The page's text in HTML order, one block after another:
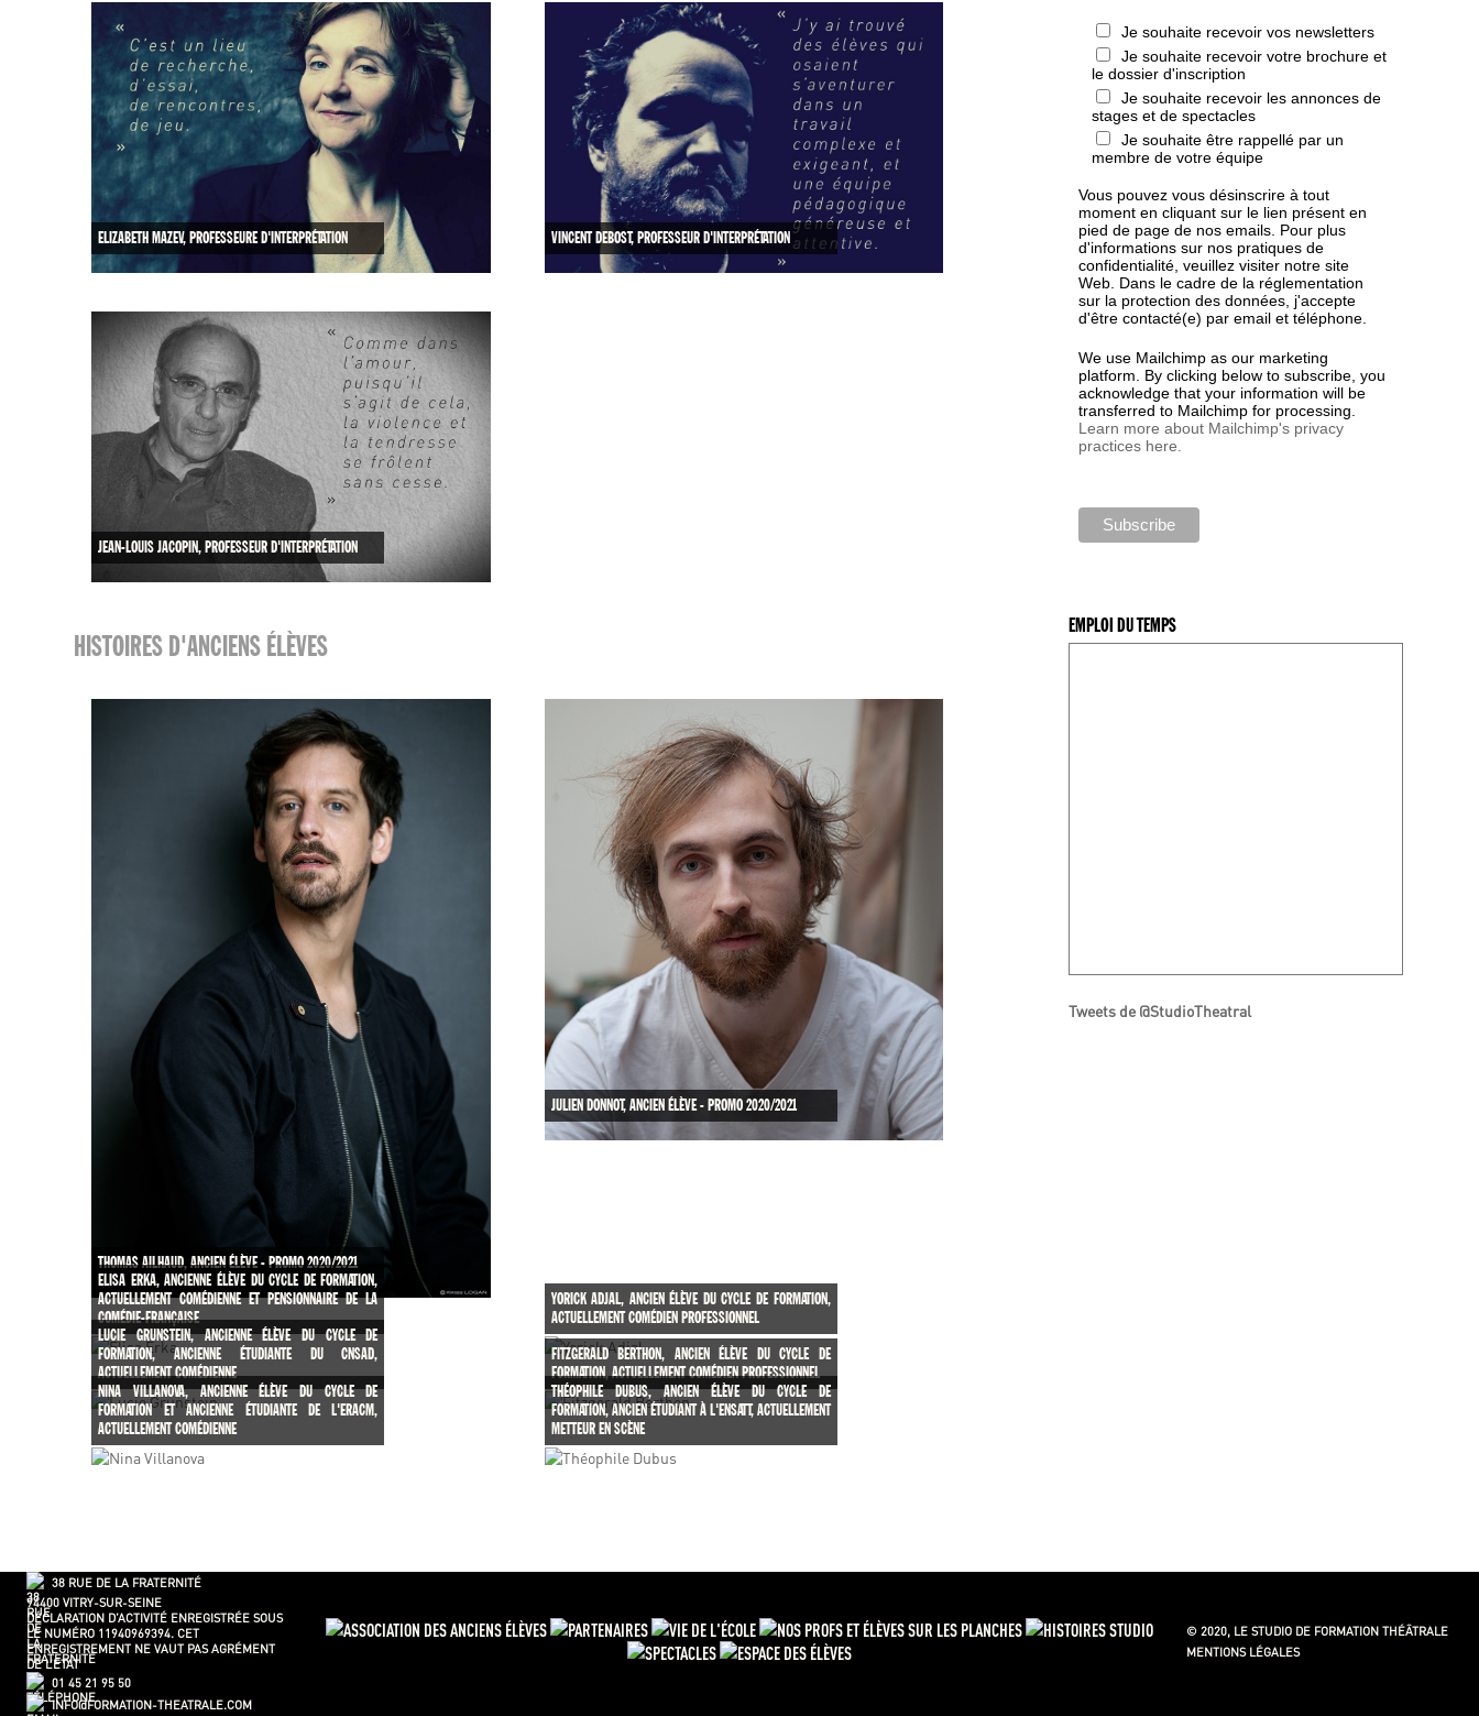
ELIZABETH MAZEV, PROFESSEURE D'INTERPRÉTATION VINCENT DEBOST, PROFESSEUR D'INTERPRÉTATION
JEAN-LOUIS JACOPIN, PROFESSEUR D'INTERPRÉTATION
HISTOIRES D'ANCIENS ÉLÈVES
THOMAS AILHAUD, ANCIEN ÉLÈVE - PROMO 2020/2021
JULIEN DONNOT, ANCIEN ÉLÈVE - PROMO 2020/2021
ELISA ERKA, ANCIENNE ÉLÈVE DU CYCLE DE FORMATION,
ACTUELLEMENT COMÉDIENNE ET PENSIONNAIRE DE LA
COMÉDIE-FRANÇAISE
YORICK ADJAL, ANCIEN ÉLÈVE DU CYCLE DE FORMATION,
ACTUELLEMENT COMÉDIEN PROFESSIONNEL
LUCIE GRUNSTEIN, ANCIENNE ÉLÈVE DU CYCLE DE
FORMATION, ANCIENNE ÉTUDIANTE DU CNSAD,
ACTUELLEMENT COMÉDIENNE
FITZGERALD BERTHON, ANCIEN ÉLÈVE DU CYCLE DE
FORMATION, ACTUELLEMENT COMÉDIEN PROFESSIONNEL
NINA VILLANOVA, ANCIENNE ÉLÈVE DU CYCLE DE
FORMATION ET ANCIENNE ÉTUDIANTE DE L'ERACM,
ACTUELLEMENT COMÉDIENNE
THÉOPHILE DUBUS, ANCIEN ÉLÈVE DU CYCLE DE
FORMATION, ANCIEN ÉTUDIANT À L'ENSATT, ACTUELLEMENT
METTEUR EN SCÈNE
Je souhaite recevoir vos newsletters
Je souhaite recevoir votre brochure et
le dossier d'inscription
Je souhaite recevoir les annonces de
stages et de spectacles
Je souhaite être rappellé par un
membre de votre équipe
Vous pouvez vous désinscrire à tout
moment en cliquant sur le lien présent en
pied de page de nos emails. Pour plus
d'informations sur nos pratiques de
confidentialité, veuillez visiter notre site
Web. Dans le cadre de la réglementation
sur la protection des données, j'accepte
d'être contacté(e) par email et téléphone.
We use Mailchimp as our marketing
platform. By clicking below to subscribe, you
acknowledge that your information will be
transferred to Mailchimp for processing.
Learn more about Mailchimp's privacy
practices here.
EMPLOI DU TEMPS
Tweets de @StudioTheatral
38 RUE DE LA FRATERNITÉ
94400 VITRY-SUR-SEINE
DÉCLARATION D’ACTIVITÉ ENREGISTRÉE SOUS
LE NUMÉRO 11940969394. CET
ENREGISTREMENT NE VAUT PAS AGRÉMENT
DE L’ETAT
01 45 21 95 50
INFO@FORMATION-THEATRALE.COM
© 2020, LE STUDIO DE FORMATION THÉÂTRALE
MENTIONS LÉGALES